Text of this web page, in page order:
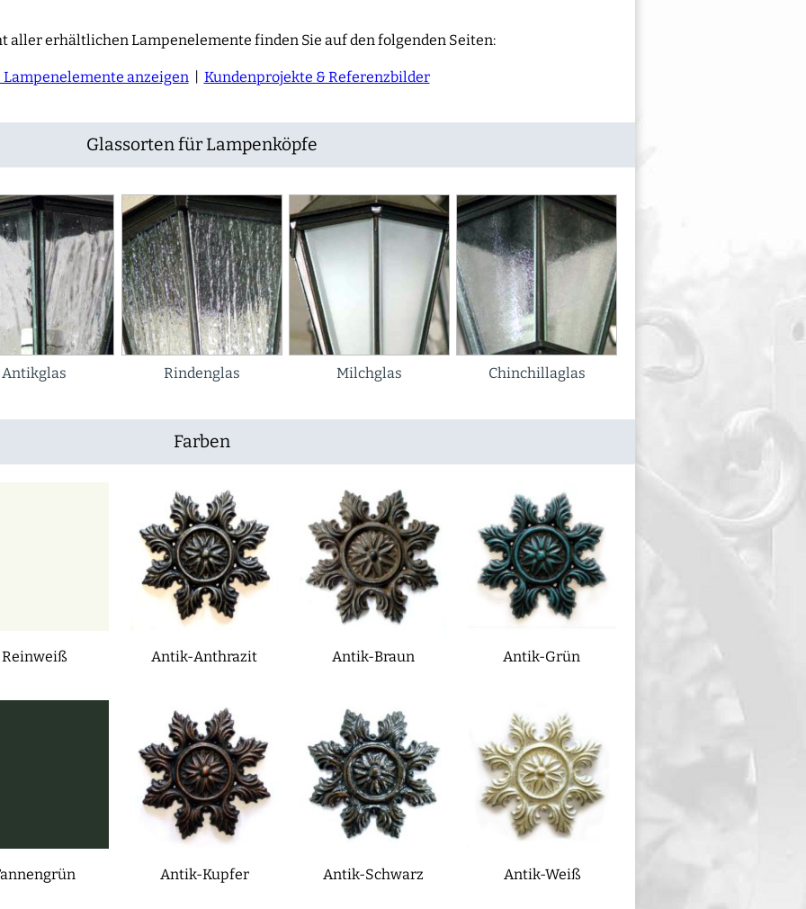
aller erhältlichen Lampenelemente finden Sie auf den folgenden Seiten:
anzeigen | Kundenprojekte & Referenzbilder
Glassorten für Lampenköpfe
Antikglas Rindenglas Milchglas Chinchillaglas
Farben
Reinweiß Antik-Anthrazit Antik-Braun Antik-Grün
Antik-Kupfer Antik-Schwarz Antik-Weiß